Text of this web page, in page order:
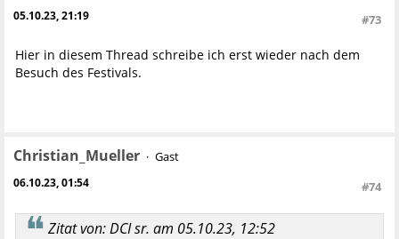
05.10.23, 21:19 #73
Hier in diesem Thread schreibe ich erst wieder nach dem
Besuch des Festivals.
Christian_Mueller Gast
06.10.23, 01:54 #74
Zitat von: DCI sr. am 05.10.23, 12:52